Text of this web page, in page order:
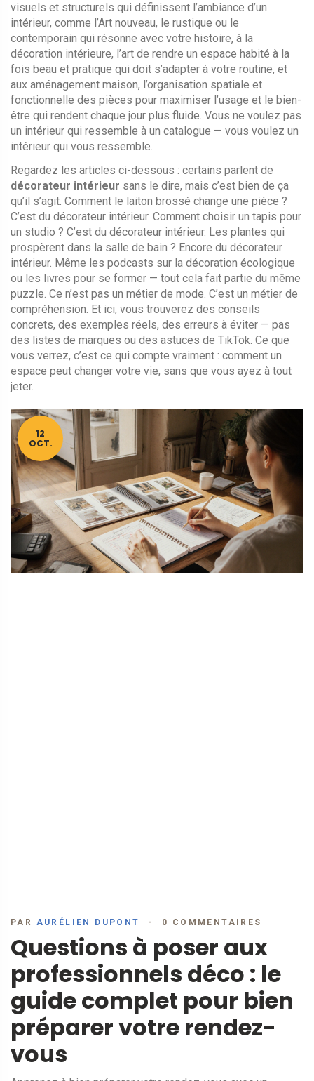
visuels et structurels qui définissent l’ambiance d’un
intérieur, comme l’Art nouveau, le rustique ou le
contemporain qui résonne avec votre histoire, à la
décoration intérieure, l’art de rendre un espace habité à la
fois beau et pratique qui doit s’adapter à votre routine, et
aux aménagement maison, l’organisation spatiale et
fonctionnelle des pièces pour maximiser l’usage et le bien-
être qui rendent chaque jour plus fluide. Vous ne voulez pas
un intérieur qui ressemble à un catalogue — vous voulez un
intérieur qui vous ressemble.
Regardez les articles ci-dessous : certains parlent de
décorateur intérieur sans le dire, mais c’est bien de ça
qu’il s’agit. Comment le laiton brossé change une pièce ?
C’est du décorateur intérieur. Comment choisir un tapis pour
un studio ? C’est du décorateur intérieur. Les plantes qui
prospèrent dans la salle de bain ? Encore du décorateur
intérieur. Même les podcasts sur la décoration écologique
ou les livres pour se former — tout cela fait partie du même
puzzle. Ce n’est pas un métier de mode. C’est un métier de
compréhension. Et ici, vous trouverez des conseils
concrets, des exemples réels, des erreurs à éviter — pas
des listes de marques ou des astuces de TikTok. Ce que
vous verrez, c’est ce qui compte vraiment : comment un
espace peut changer votre vie, sans que vous ayez à tout
jeter.
12
OCT.
PAR AURÉLIEN DUPONT 0 COMMENTAIRES
Questions à poser aux
professionnels déco : le
guide complet pour bien
préparer votre rendez-
vous